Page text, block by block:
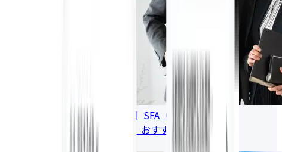
【2026年版】SFA（営業支援システ
ム・ツール）おすすめ比較17選
2026.06.22